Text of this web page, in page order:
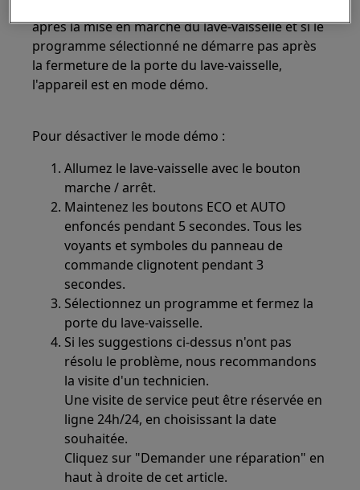
après la mise en marche du lave-vaisselle et si le
programme sélectionné ne démarre pas après
la fermeture de la porte du lave-vaisselle,
l'appareil est en mode démo.
Pour désactiver le mode démo :
Allumez le lave-vaisselle avec le bouton
marche / arrêt.
Maintenez les boutons ECO et AUTO
enfoncés pendant 5 secondes. Tous les
voyants et symboles du panneau de
commande clignotent pendant 3
secondes.
Sélectionnez un programme et fermez la
porte du lave-vaisselle.
Si les suggestions ci-dessus n'ont pas
résolu le problème, nous recommandons
la visite d'un technicien.
Une visite de service peut être réservée en
ligne 24h/24, en choisissant la date
souhaitée.
Cliquez sur "Demander une réparation" en
haut à droite de cet article.